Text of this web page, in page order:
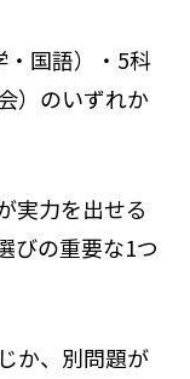
・国語）・5科
）のいずれか
実力を出せる
びの重要な1つ
か、別問題が